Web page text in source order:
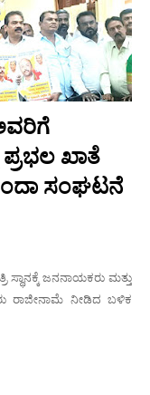
ಖಾತೆ
ಸಂಘಟನೆ
ಜನನಾಯಕರು ಮತ್ತು
ರಾಜೀನಾಮೆ ನೀಡಿದ ಬಳಿಕ